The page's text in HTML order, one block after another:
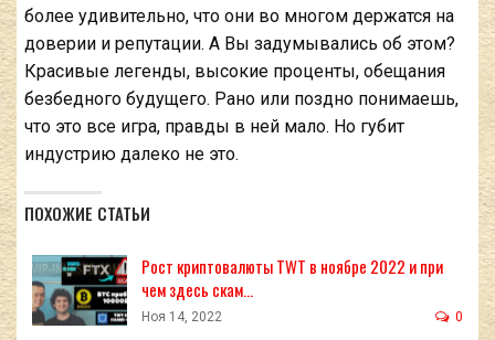
более удивительно, что они во многом держатся на
доверии и репутации. А Вы задумывались об этом?
Красивые легенды, высокие проценты, обещания
безбедного будущего. Рано или поздно понимаешь,
что это все игра, правды в ней мало. Но губит
индустрию далеко не это.
ПОХОЖИЕ СТАТЬИ
Рост криптовалюты TWT в ноябре 2022 и при
чем здесь скам…
Ноя 14, 2022 0